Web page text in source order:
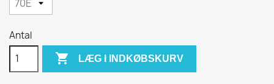
Antal
 LÆG I INDKØBSKURV